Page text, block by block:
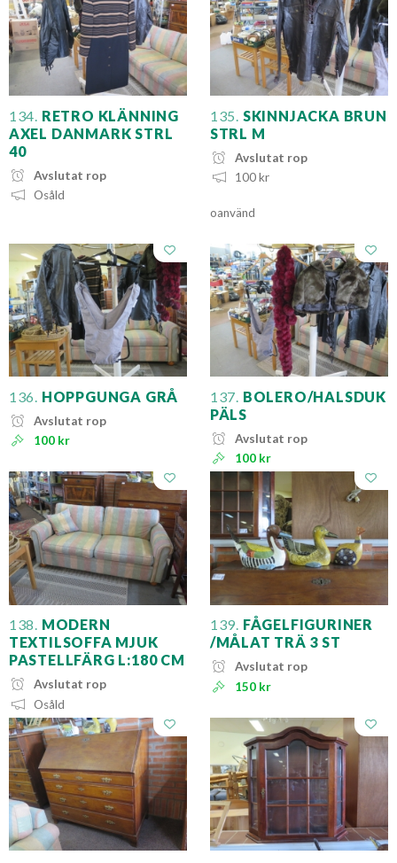
134. RETRO KLÄNNING
AXEL DANMARK STRL
40
Avslutat rop
Osåld
135. SKINNJACKA BRUN
STRL M
Avslutat rop
100 kr
oanvänd
136. HOPPGUNGA GRÅ
Avslutat rop
100 kr
137. BOLERO/HALSDUK
PÄLS
Avslutat rop
100 kr
138. MODERN
TEXTILSOFFA MJUK
PASTELLFÄRG L:180 CM
Avslutat rop
Osåld
139. FÅGELFIGURINER
/MÅLAT TRÄ 3 ST
Avslutat rop
150 kr